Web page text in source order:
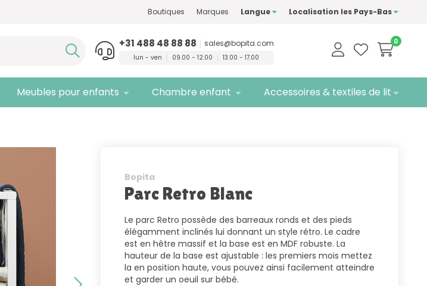
Seulement des marques de
qualité
Livraisongratuite
Boutiques Marques Langue Localisation les Pays-Bas
0
+31 488 48 88 88 sales@bopita.com
lun - ven 09.00 - 12.00 13.00 - 17.00
Meubles pour enfants Chambre enfant Accessoires & textiles de lit
Bopita
Parc Retro Blanc
Le parc Retro possède des barreaux ronds et des pieds
élégamment inclinés lui donnant un style rétro. Le cadre
est en hêtre massif et la base est en MDF robuste. La
hauteur de la base est ajustable : les premiers mois mettez
la en position haute, vous pouvez ainsi facilement atteindre
et garder un oeuil sur bébé.